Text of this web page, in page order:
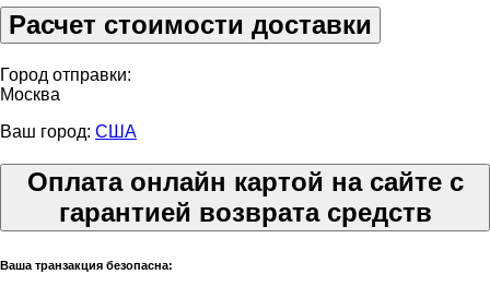
Расчет стоимости доставки
Город отправки:
Москва
Ваш город: США
Оплата онлайн картой на сайте с
гарантией возврата средств
Ваша транзакция безопасна: